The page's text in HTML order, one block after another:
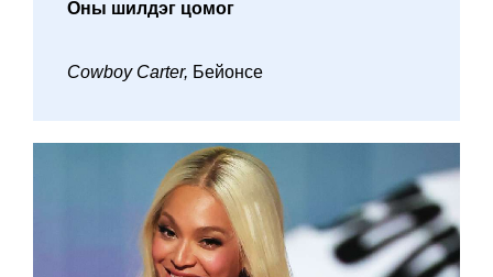
Оны шилдэг цомог
Cowboy Carter, Бейонсе